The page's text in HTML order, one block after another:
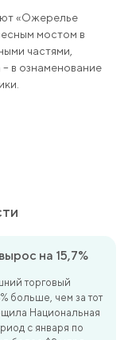
«Ожерелье
мостом в
частями,
в ознаменование
на 15,7%
торговый
больше, чем за тот
Национальная
с января по